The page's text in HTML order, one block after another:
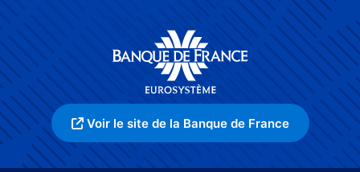
Voir le site de la Banque de France